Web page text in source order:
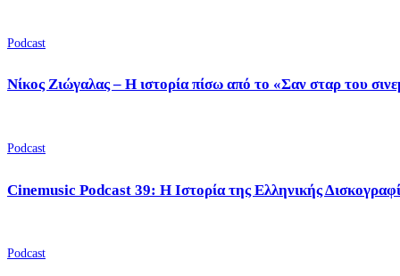
Podcast
Νίκος Ζιώγαλας – Η ιστορία πίσω από το «Σαν σταρ του
Podcast
Cinemusic Podcast 39: Η Ιστορία της Ελληνικής
Podcast